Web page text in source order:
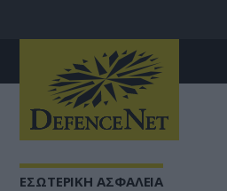
ΕΣΩΤΕΡΙΚΗ ΑΣΦΑΛΕΙΑ